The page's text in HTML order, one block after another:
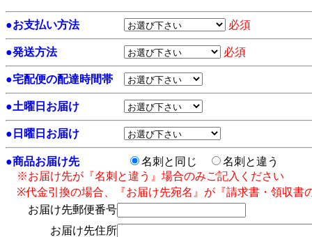
●お支払い方法 必須
●発送方法 必須
●宅配便の配達時間帯
●土曜日お届け
● 日曜日お届け
●商品お届け先 名刺と同じ
名刺と違う
※お届け先が『名刺と違う』場合のみご記入ください
※代金引換の場合、『お届け先宛名』が『請求書・領収書
お届け先郵便番号
お届け先住所